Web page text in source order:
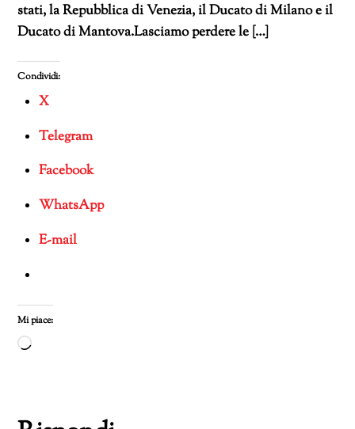
stati, la Repubblica di Venezia, il Ducato di Milano e il
Ducato di Mantova.Lasciamo perdere le […]
Condividi:
X
Telegram
Facebook
WhatsApp
E-mail
Mi piace:
Caricamento